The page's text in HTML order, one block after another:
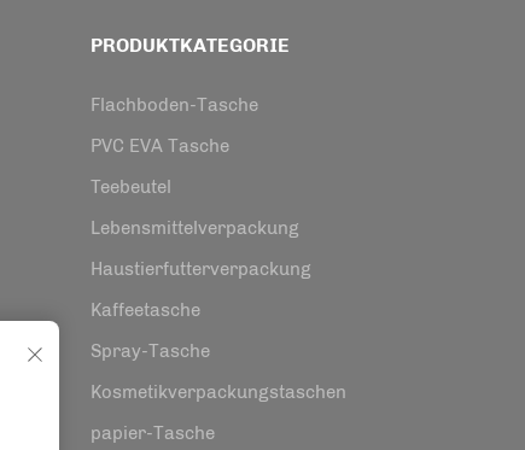
PRODUKTKATEGORIE
Flachboden-Tasche
PVC EVA Tasche
Teebeutel
Lebensmittelverpackung
Haustierfutterverpackung
Kaffeetasche
Spray-Tasche
Kosmetikverpackungstaschen
papier-Tasche